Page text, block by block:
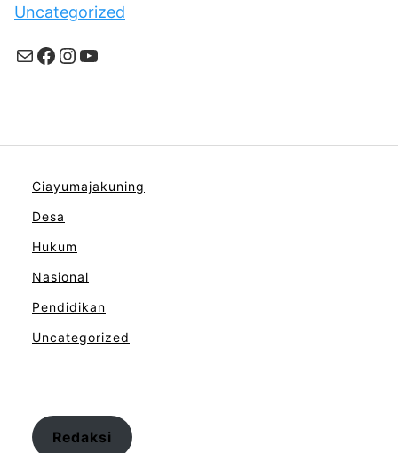
Uncategorized
MailFacebook
Instagram
YouTube
Ciayumajakuning
Desa
Hukum
Nasional
Pendidikan
Uncategorized
Redaksi